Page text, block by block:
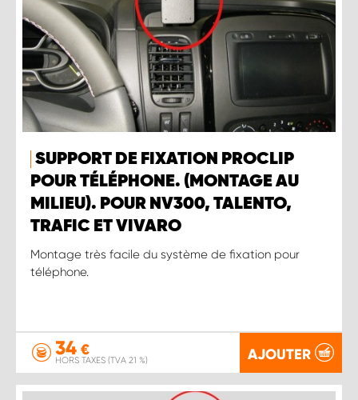
SUPPORT DE FIXATION PROCLIP
POUR TÉLÉPHONE. (MONTAGE AU
MILIEU). POUR NV300, TALENTO,
TRAFIC ET VIVARO
Montage très facile du système de fixation pour
téléphone.
34 €
HORS TAXES (TVA 21 %) AJOUTER